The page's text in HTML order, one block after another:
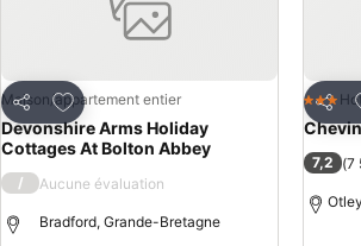
Partager
Ajouter à mes favoris
Maison/appartement entier
Devonshire Arms Holiday
Cottages At Bolton Abbey
/ Aucune évaluation
Bradford, Grande-Bretagne
3 Étoiles
7,2 (7